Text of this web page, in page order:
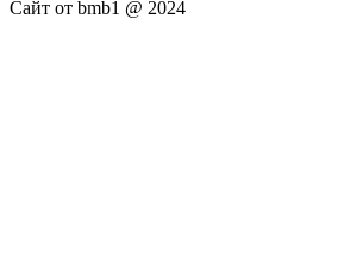
Сайт от bmb1 @ 2024